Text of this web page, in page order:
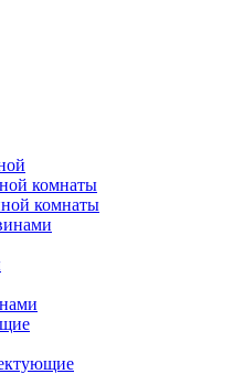
комнаты
комнаты